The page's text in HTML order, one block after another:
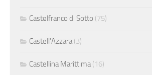
Castelfranco di Sotto (75)
Castell'Azzara(3)
Castellina Marittima(16)